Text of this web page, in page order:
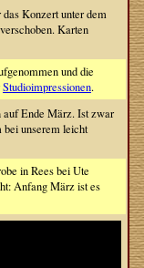
Konzert unter dem
Karten
und die
Studioimpressionen.
auf Ende März. Ist zwar
bei unserem leicht
in Rees bei Ute
Anfang März ist es